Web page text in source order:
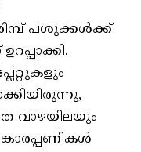
പശുക്കൾക്ക്
വാഴയിലയും